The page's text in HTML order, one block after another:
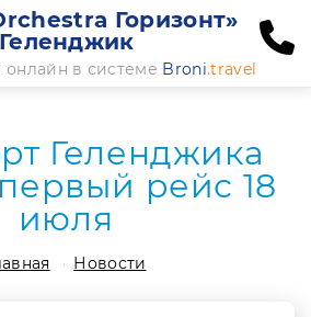
Горизонт»
Геленджик
в системе Broni.travel
Геленджика
рейс 18
июля
Новости